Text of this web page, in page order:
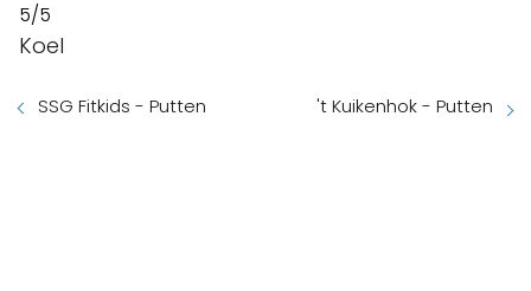
5/5
Koel
SSG Fitkids - Putten 't Kuikenhok - Putten